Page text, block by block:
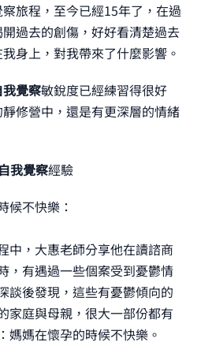
旅程，至今已經15年了，在過
過去的創傷，好好看清楚過去
身上，對我帶來了什麼影響。
我覺察敏銳度已經練習得很好
修營中，還是有更深層的情緒
自我覺察經驗
候不快樂：
中，大惠老師分享他在讀諮商
，有遇過一些個案受到憂鬱情
談後發現，這些有憂鬱傾向的
家庭與母親，很大一部份都有
媽媽在懷孕的時候不快樂。